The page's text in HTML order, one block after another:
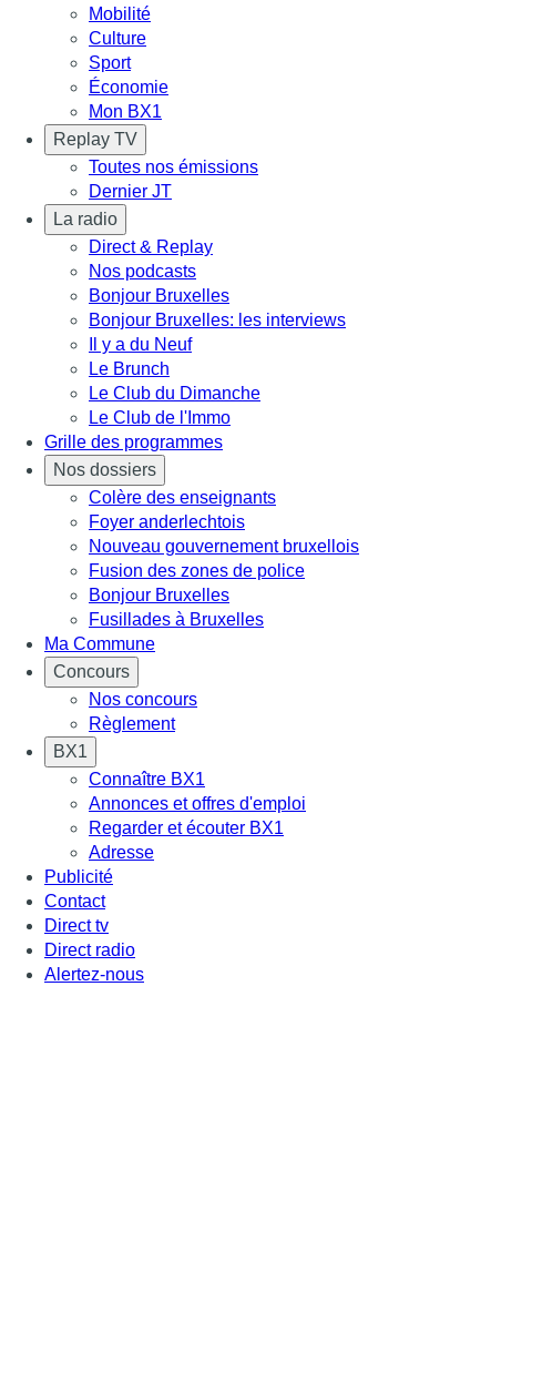
Mobilité
Culture
Sport
Économie
Mon BX1
Replay TV
Toutes nos émissions
Dernier JT
La radio
Direct & Replay
Nos podcasts
Bonjour Bruxelles
Bonjour Bruxelles: les interviews
Il y a du Neuf
Le Brunch
Le Club du Dimanche
Le Club de l'Immo
Grille des programmes
Nos dossiers
Colère des enseignants
Foyer anderlechtois
Nouveau gouvernement bruxellois
Fusion des zones de police
Bonjour Bruxelles
Fusillades à Bruxelles
Ma Commune
Concours
Nos concours
Règlement
BX1
Connaître BX1
Annonces et offres d'emploi
Regarder et écouter BX1
Adresse
Publicité
Contact
Direct tv
Direct radio
Alertez-nous